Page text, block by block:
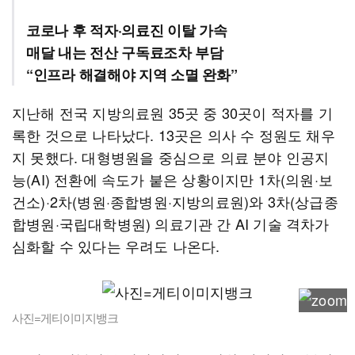
코로나 후 적자·의료진 이탈 가속
매달 내는 전산 구독료조차 부담
“인프라 해결해야 지역 소멸 완화”
지난해 전국 지방의료원 35곳 중 30곳이 적자를 기
록한 것으로 나타났다. 13곳은 의사 수 정원도 채우
지 못했다. 대형병원을 중심으로 의료 분야 인공지
능(AI) 전환에 속도가 붙은 상황이지만 1차(의원·보
건소)·2차(병원·종합병원·지방의료원)와 3차(상급종
합병원·국립대학병원) 의료기관 간 AI 기술 격차가
심화할 수 있다는 우려도 나온다.
사진=게티이미지뱅크